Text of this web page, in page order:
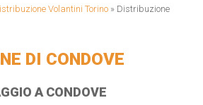
Volantini Torino » Distribuzione
DI CONDOVE
A CONDOVE